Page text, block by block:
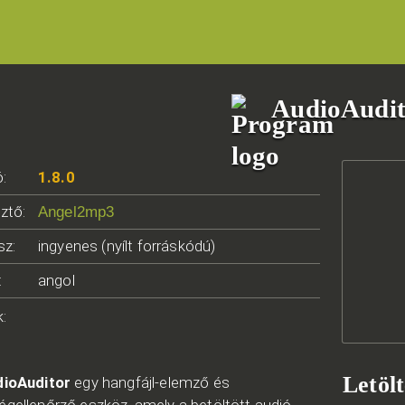
1.8.0
Angel2mp3
ingyenes (nyílt forráskódú)
angol
egy hangfájl-elemző és